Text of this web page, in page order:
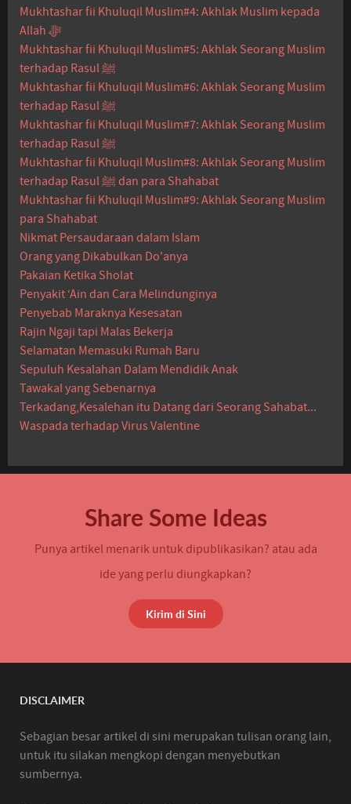
Mukhtashar fii Khuluqil Muslim#4: Akhlak Muslim kepada
Allah ﷻ
Mukhtashar fii Khuluqil Muslim#5: Akhlak Seorang Muslim
terhadap Rasul ﷺ
Mukhtashar fii Khuluqil Muslim#6: Akhlak Seorang Muslim
terhadap Rasul ﷺ
Mukhtashar fii Khuluqil Muslim#7: Akhlak Seorang Muslim
terhadap Rasul ﷺ
Mukhtashar fii Khuluqil Muslim#8: Akhlak Seorang Muslim
terhadap Rasul ﷺ dan para Shahabat
Mukhtashar fii Khuluqil Muslim#9: Akhlak Seorang Muslim
para Shahabat
Nikmat Persaudaraan dalam Islam
Orang yang Dikabulkan Do'anya
Pakaian Ketika Sholat
Penyakit ‘Ain dan Cara Melindunginya
Penyebab Maraknya Kesesatan
Rajin Ngaji tapi Malas Bekerja
Selamatan Memasuki Rumah Baru
Sepuluh Kesalahan Dalam Mendidik Anak
Tawakal yang Sebenarnya
Terkadang,Kesalehan itu Datang dari Seorang Sahabat...
Waspada terhadap Virus Valentine
Share Some Ideas
Punya artikel menarik untuk dipublikasikan? atau ada
ide yang perlu diungkapkan?
Kirim di Sini
DISCLAIMER
Sebagian besar artikel di sini merupakan tulisan orang lain,
untuk itu silakan mengkopi dengan menyebutkan
sumbernya.